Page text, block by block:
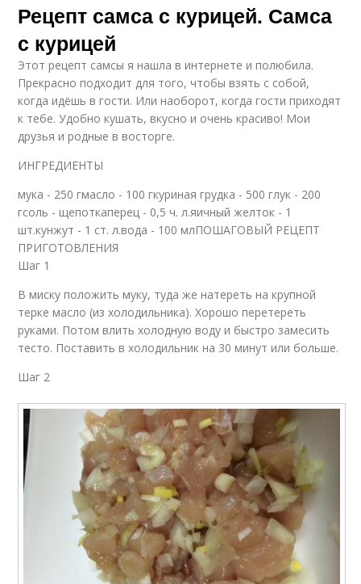
Рецепт самса с курицей. Самса
с курицей
Этот рецепт самсы я нашла в интернете и полюбила.
Прекрасно подходит для того, чтобы взять с собой,
когда идёшь в гости. Или наоборот, когда гости приходят
к тебе. Удобно кушать, вкусно и очень красиво! Мои
друзья и родные в восторге.
ИНГРЕДИЕНТЫ
мука - 250 гмасло - 100 гкуриная грудка - 500 глук - 200
гсоль - щепоткаперец - 0,5 ч. л.яичный желток - 1
шт.кунжут - 1 ст. л.вода - 100 млПОШАГОВЫЙ РЕЦЕПТ
ПРИГОТОВЛЕНИЯ
Шаг 1
В миску положить муку, туда же натереть на крупной
терке масло (из холодильника). Хорошо перетереть
руками. Потом влить холодную воду и быстро замесить
тесто. Поставить в холодильник на 30 минут или больше.
Шаг 2